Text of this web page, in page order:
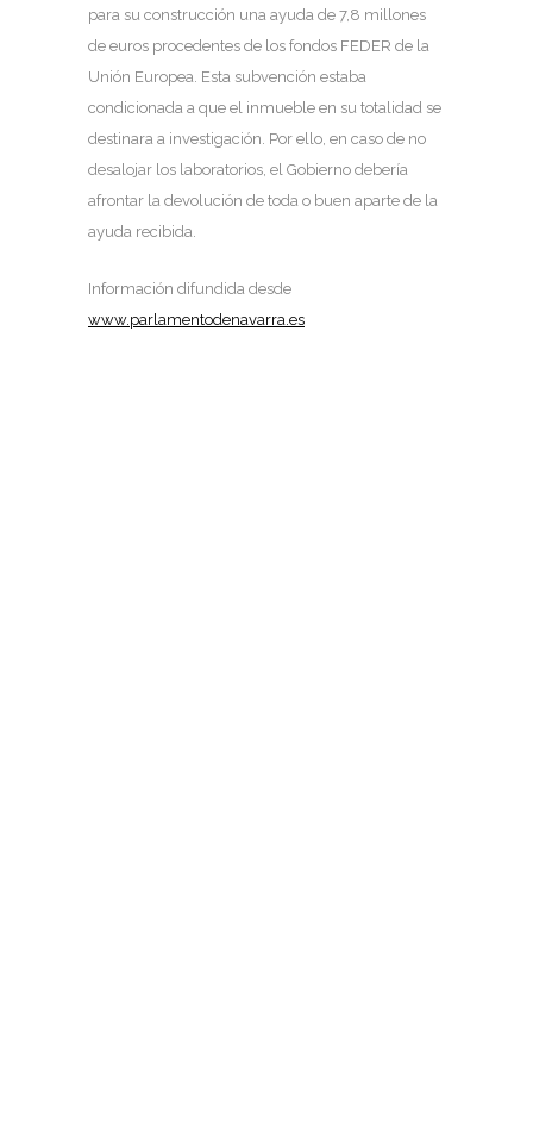
para su construcción una ayuda de 7,8 millones
de euros procedentes de los fondos FEDER de la
Unión Europea. Esta subvención estaba
condicionada a que el inmueble en su totalidad se
destinara a investigación. Por ello, en caso de no
desalojar los laboratorios, el Gobierno debería
afrontar la devolución de toda o buen aparte de la
ayuda recibida.
Información difundida desde
www.parlamentodenavarra.es